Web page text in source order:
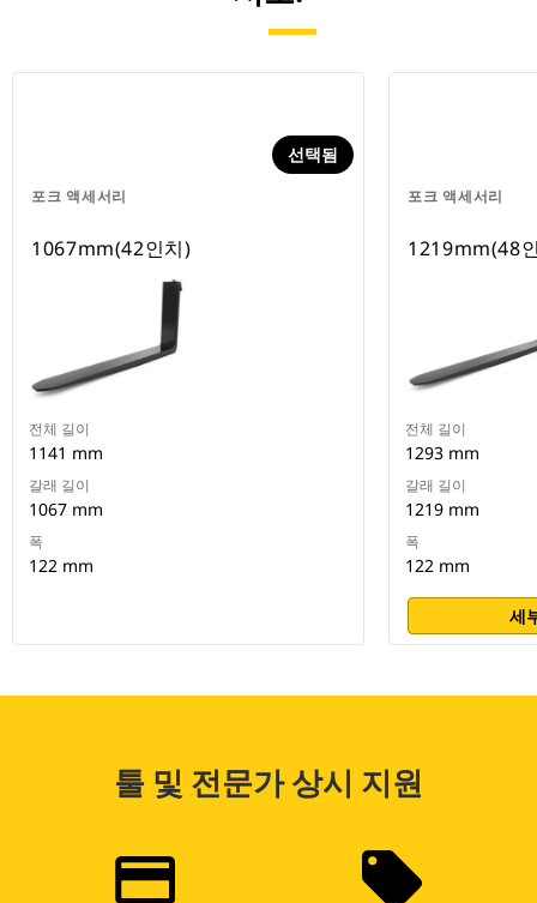
포크 액세서리
선택됨
1067mm(42인치)
전체 길이
1141 mm
갈래 길이
1067 mm
폭
122 mm
포크 액세서리
1219mm(48
전체 길이
1293 mm
갈래 길이
1219 mm
폭
122 mm
세
툴 및 전문가 상시 지원